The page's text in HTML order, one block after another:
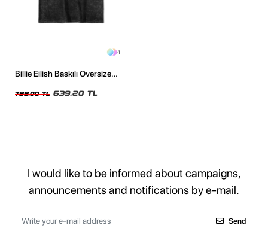
4
Billie Eilish Baskılı Oversize
799,00 TL 639,20 TL
I would like to be informed about campaigns,
announcements and notifications by e-mail.
Send